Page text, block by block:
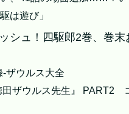
は遊び」
シュ！四駆郎2巻、巻末
-ザウルス大全
田ザウルス先生』 PART2